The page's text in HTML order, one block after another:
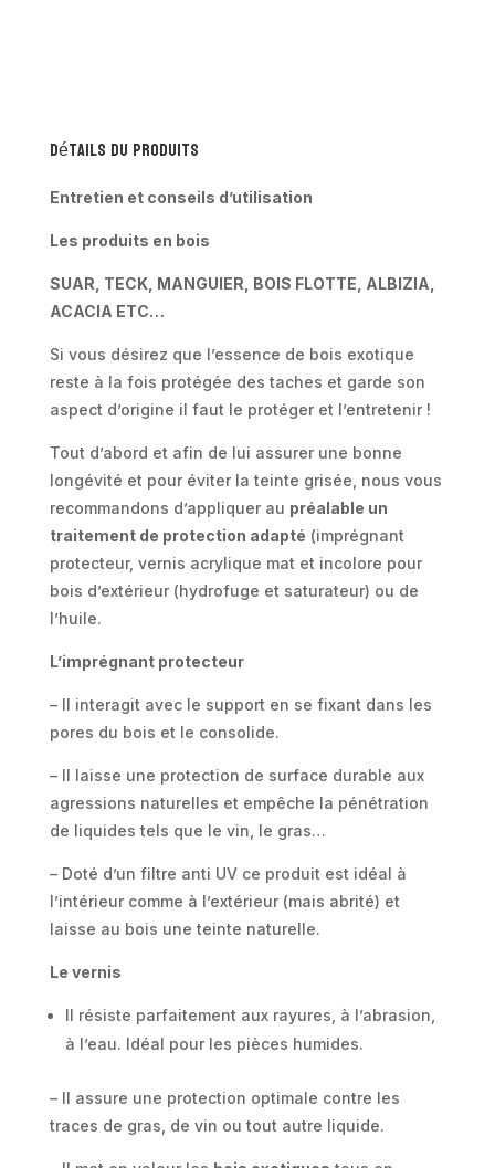
-Détails du produits
Entretien et conseils d’utilisation
Les produits en bois
SUAR, TECK, MANGUIER, BOIS FLOTTE, ALBIZIA,
ACACIA ETC…
Si vous désirez que l’essence de bois exotique
reste à la fois protégée des taches et garde son
aspect d’origine il faut le protéger et l’entretenir !
Tout d’abord et afin de lui assurer une bonne
longévité et pour éviter la teinte grisée, nous vous
recommandons d’appliquer au préalable un
traitement de protection adapté (imprégnant
protecteur, vernis acrylique mat et incolore pour
bois d’extérieur (hydrofuge et saturateur) ou de
l’huile.
L’imprégnant protecteur
– Il interagit avec le support en se fixant dans les
pores du bois et le consolide.
– Il laisse une protection de surface durable aux
agressions naturelles et empêche la pénétration
de liquides tels que le vin, le gras…
– Doté d’un filtre anti UV ce produit est idéal à
l’intérieur comme à l’extérieur (mais abrité) et
laisse au bois une teinte naturelle.
Le vernis
Il résiste parfaitement aux rayures, à l’abrasion,
à l’eau. Idéal pour les pièces humides.
– Il assure une protection optimale contre les
traces de gras, de vin ou tout autre liquide.